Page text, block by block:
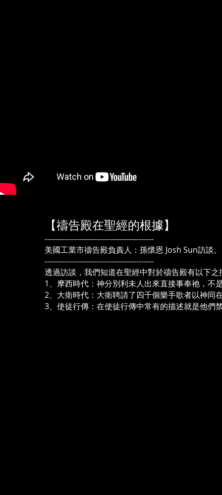
【禱告殿在聖經的根據】
--------------------------------------------
美國工業市禱告殿負責人：孫懷恩 Josh Sun訪談。
--------------------------------------------
透過訪談，我們知道在聖經中對於禱告殿有以下之
1、摩西時代：神分別利未人出來直接事奉祂，不
2、大衛時代：大衛聘請了四千個樂手歌者以神同
3、使徒行傳：在使徒行傳中常有的描述就是他們